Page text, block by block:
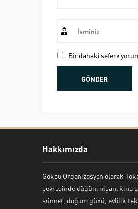
Bir dahaki sefere
Hakkımızda
Göksu Organizasyon olarak
çevresinde düğün, nişan, kına
sünnet, doğum günü, evlilik
Bekir Kiper